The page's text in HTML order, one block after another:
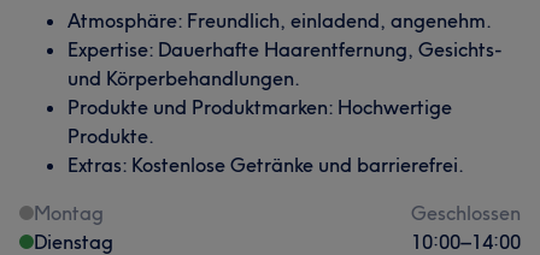
Atmosphäre: Freundlich, einladend, angenehm.
Expertise: Dauerhafte Haarentfernung, Gesichts-
und Körperbehandlungen.
Produkte und Produktmarken: Hochwertige
Produkte.
Extras: Kostenlose Getränke und barrierefrei.
Montag
Geschlossen
Dienstag
10:00–14:00